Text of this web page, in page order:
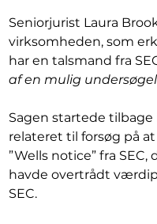
Seniorjurist Laura
virksomheden, som
har en talsmand fra
af en mulig
Sagen startede
relateret til forsøg på
”Wells notice” fra
havde overtrådt
SEC.